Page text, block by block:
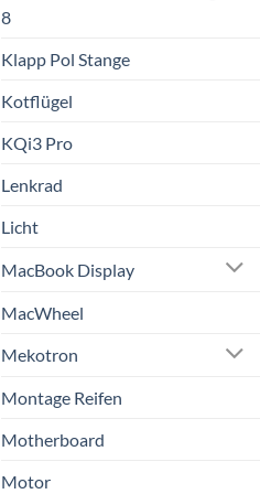
8
Klapp Pol Stange
Kotflügel
KQi3 Pro
Lenkrad
Licht
MacBook Display
MacWheel
Mekotron
Montage Reifen
Motherboard
Motor